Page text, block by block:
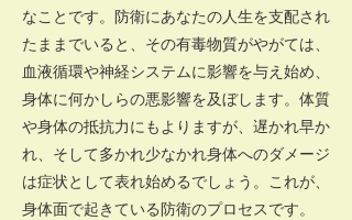
なことです。防衛にあなたの人生を支配され
たままでいると、その有毒物質がやがては、
血液循環や神経システムに影響を与え始め、
身体に何かしらの悪影響を及ぼします。体質
や身体の抵抗力にもよりますが、遅かれ早か
れ、そして多かれ少なかれ身体へのダメージ
は症状として表れ始めるでしょう。これが、
身体面で起きている防衛のプロセスです。